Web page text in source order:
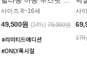
사이즈 8~16세
49,500원 (34%) 75,000원
사